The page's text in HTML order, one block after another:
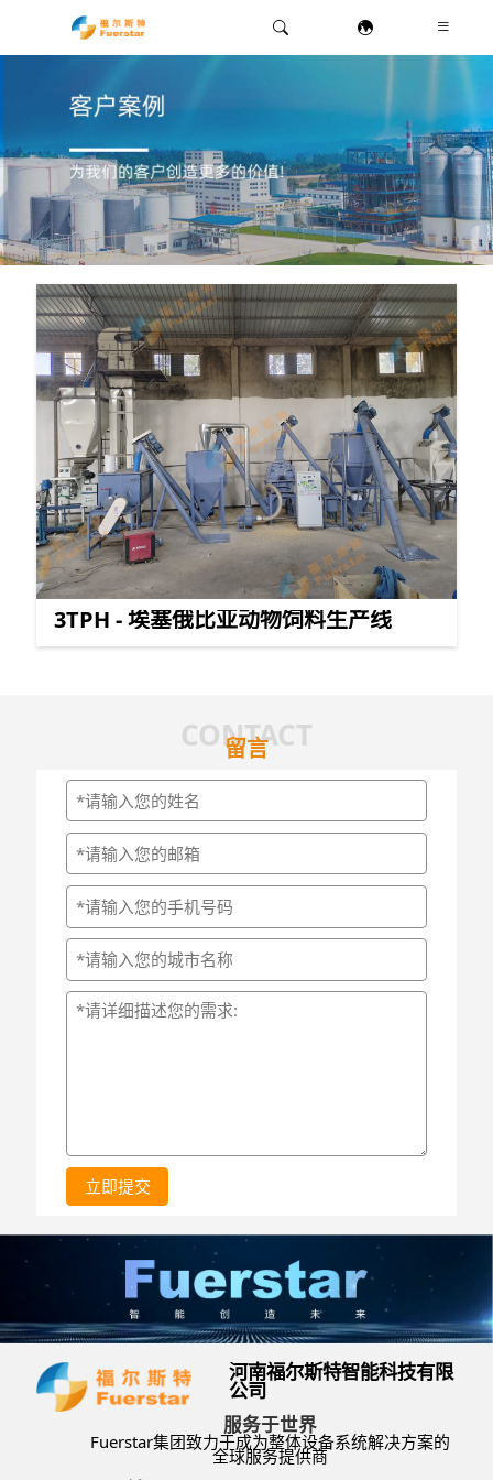
3TPH - 埃塞俄比亚动物饲料生产线
留言
CONTACT
立即提交
河南福尔斯特智能科技有限
公司
服务于世界
Fuerstar集团致力于成为整体设备系统解决方案的
全球服务提供商